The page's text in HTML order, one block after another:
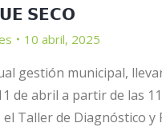
𝗦𝗘𝗖𝗢
10 abril, 2025
gestión municipal,
de abril a partir de las
el Taller de Diagnóstico y